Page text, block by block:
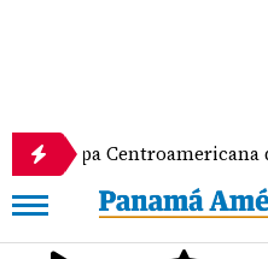
de la Concacaf